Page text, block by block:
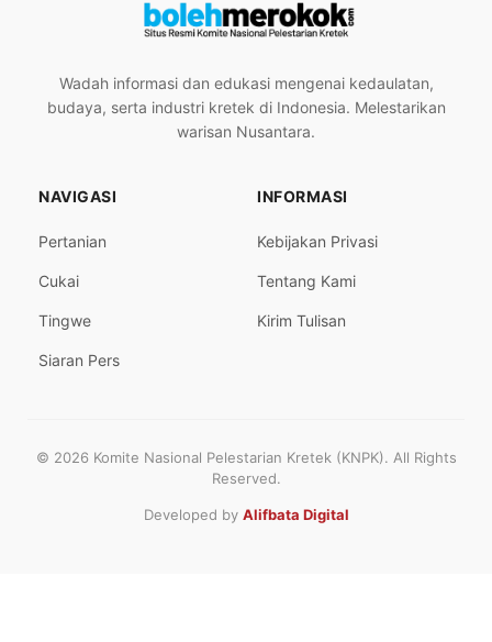
Wadah informasi dan edukasi mengenai kedaulatan,
budaya, serta industri kretek di Indonesia. Melestarikan
warisan Nusantara.
NAVIGASI
Pertanian
Cukai
Tingwe
Siaran Pers
INFORMASI
Kebijakan Privasi
Tentang Kami
Kirim Tulisan
© 2026 Komite Nasional Pelestarian Kretek (KNPK). All Rights
Reserved.
Developed by Alifbata Digital